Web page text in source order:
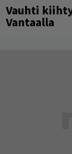
Vauhti
Vantaalla